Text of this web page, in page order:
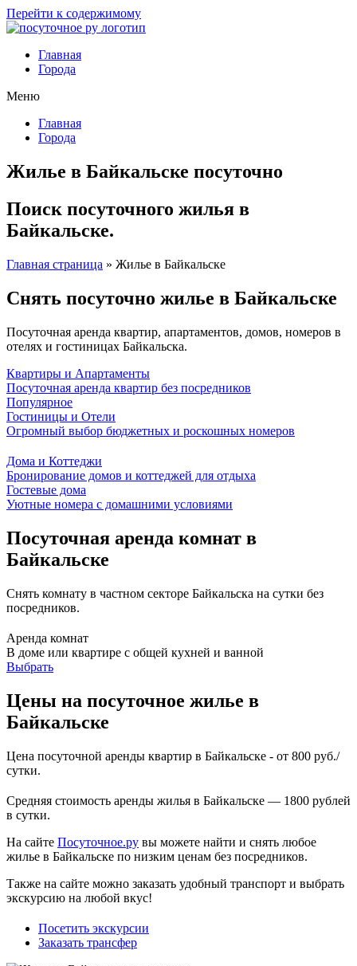
Перейти к содержимому
Главная
Города
Меню
Главная
Города
Жилье в Байкальске посуточно
Поиск посуточного жилья в
Байкальске.
Главная страница » Жилье в Байкальске
Снять посуточно жилье в Байкальске
Посуточная аренда квартир, апартаментов, домов, номеров в
отелях и гостиницах Байкальска.
Квартиры и Апартаменты
Посуточная аренда квартир без посредников
Популярное
Гостиницы и Отели
Огромный выбор бюджетных и роскошных номеров
Дома и Коттеджи
Бронирование домов и коттеджей для отдыха
Гостевые дома
Уютные номера с домашними условиями
Посуточная аренда комнат в
Байкальске
Снять комнату в частном секторе Байкальска на сутки без
посредников.
Аренда комнат
В доме или квартире с общей кухней и ванной
Выбрать
Цены на посуточное жилье в
Байкальске
Цена посуточной аренды квартир в Байкальске - от 800 руб./
сутки.
Средняя стоимость аренды жилья в Байкальске — 1800 рублей
в сутки.
На сайте Посуточное.ру вы можете найти и снять любое
жилье в Байкальске по низким ценам без посредников.
Также на сайте можно заказать удобный транспорт и выбрать
экскурсию на любой вкус!
Посетить экскурсии
Заказать трансфер